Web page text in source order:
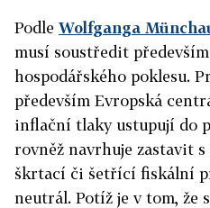
Podle Wolfganga
musí soustředit
hospodářského poklesu.
především Evropská
inflační tlaky ustupují do
rovněž navrhuje zastavit
škrtací či šetřící fiskální
neutrál. Potíž je v tom, že